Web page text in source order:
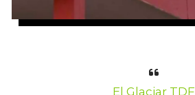
El Glaciar TDF